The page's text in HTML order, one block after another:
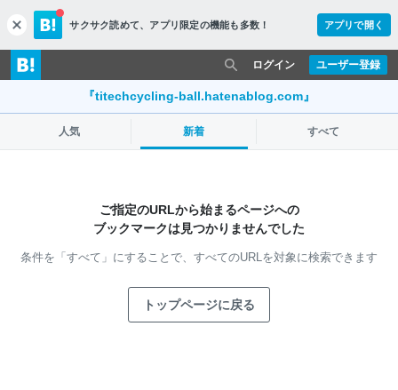
c
l
o
s
サクサク読めて、 アプリ限定の機能も多数！ アプリで開く
ユーザー登録
ログイン
『titechcycling-ball.hatenablog.com』
人気 新着 すべて
ご指定のURLから始まるページへの
ブックマークは見つかりませんでした
条件を「すべて」にすることで、 すべてのURLを対象に検索できます
トップページに戻る